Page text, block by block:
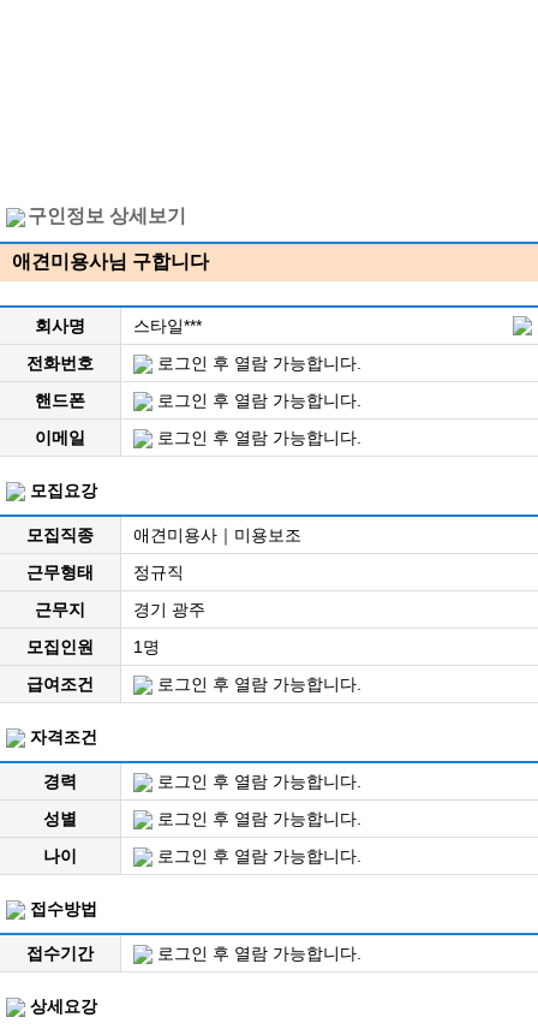
구인정보 상세보기
애견미용사님 구합니다
회사명
스타일***
전화번호
로그인 후 열람 가능합니다.
핸드폰
로그인 후 열람 가능합니다.
이메일
로그인 후 열람 가능합니다.
모집요강
모집직종
애견미용사｜미용보조
근무형태
정규직
근무지
경기 광주
모집인원
1명
급여조건
로그인 후 열람 가능합니다.
자격조건
경력
로그인 후 열람 가능합니다.
성별
로그인 후 열람 가능합니다.
나이
로그인 후 열람 가능합니다.
접수방법
접수기간 로그인 후 열람 가능합니다.
상세요강